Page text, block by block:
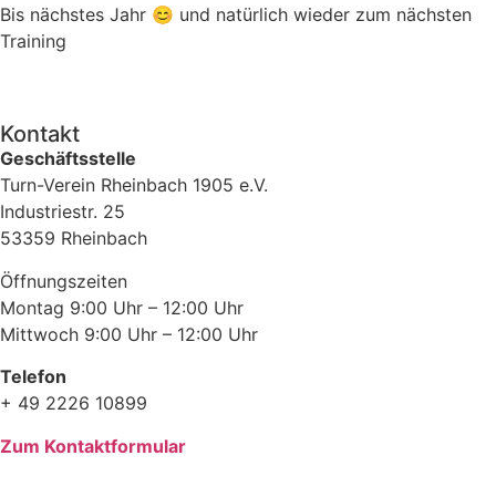
Bis nächstes Jahr 😊 und natürlich wieder zum nächsten
Training
Kontakt
Geschäftsstelle
Turn-Verein Rheinbach 1905 e.V.
Industriestr. 25
53359 Rheinbach
Öffnungszeiten
Montag 9:00 Uhr – 12:00 Uhr
Mittwoch 9:00 Uhr – 12:00 Uhr
Telefon
+ 49 2226 10899
Zum Kontaktformular